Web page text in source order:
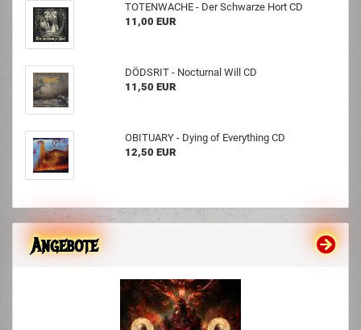
TOTENWACHE - Der Schwarze Hort CD
11,00 EUR
DÖDSRIT - Nocturnal Will CD
11,50 EUR
OBITUARY - Dying of Everything CD
12,50 EUR
Angebote